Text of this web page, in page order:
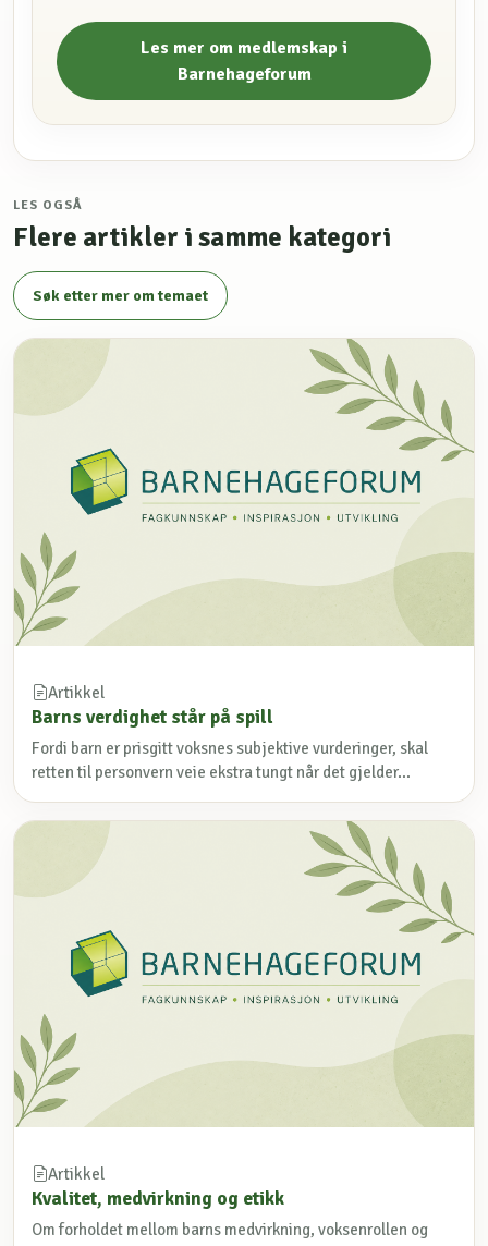
Les mer om medlemskap i
Barnehageforum
LES OGSÅ
Flere artikler i samme kategori
Søk etter mer om temaet
Artikkel
Barns verdighet står på spill
Fordi barn er prisgitt voksnes subjektive vurderinger, skal
retten til personvern veie ekstra tungt når det gjelder...
Artikkel
Kvalitet, medvirkning og etikk
Om forholdet mellom barns medvirkning, voksenrollen og